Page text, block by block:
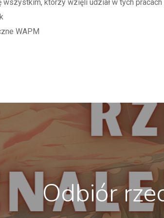
wszystkim, którzy wzięli udział w tych pracach
WAPM
Odbiór